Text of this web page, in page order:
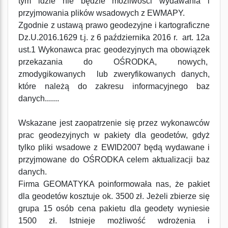
przyjmowania plików wsadowych z EWMAPY.
Zgodnie z ustawą prawo geodezyjne i kartograficzne
Dz.U.2016.1629 t.j. z 6 października 2016 r. art. 12a
ust.1 Wykonawca prac geodezyjnych ma obowiązek
przekazania do OŚRODKA, nowych,
zmodygikowanych lub zweryfikowanych danych,
które należą do zakresu informacyjnego baz
danych.......
Wskazane jest zaopatrzenie się przez wykonawców
prac geodezyjnych w pakiety dla geodetów, gdyż
tylko pliki wsadowe z EWID2007 będą wydawane i
przyjmowane do OŚRODKA celem aktualizacji baz
danych.
Firma GEOMATYKA poinformowała nas, że pakiet
dla geodetów kosztuje ok. 3500 zł. Jeżeli zbierze się
grupa 15 osób cena pakietu dla geodety wyniesie
1500 zł. Istnieje możliwość wdrożenia i